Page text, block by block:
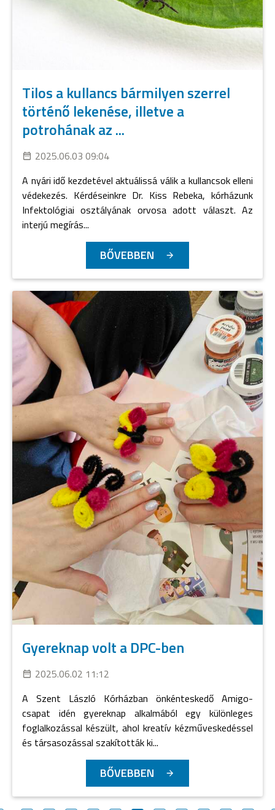
Tilos a kullancs bármilyen szerrel
történő lekenése, illetve a
potrohának az ...
2025.06.03 09:04
A nyári idő kezdetével aktuálissá válik a kullancsok elleni
védekezés. Kérdéseinkre Dr. Kiss Rebeka, kórházunk
Infektológiai osztályának orvosa adott választ. Az
interjú megírás...
BŐVEBBEN
Gyereknap volt a DPC-ben
2025.06.02 11:12
A Szent László Kórházban önkénteskedő Amigo-
csapat idén gyereknap alkalmából egy különleges
foglalkozással készült, ahol kreatív kézműveskedéssel
és társasozással szakították ki...
BŐVEBBEN